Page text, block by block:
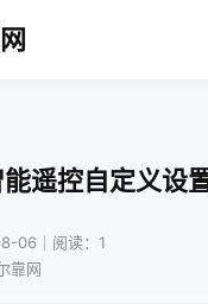
遥控自定义设
06｜阅读：1
靠网